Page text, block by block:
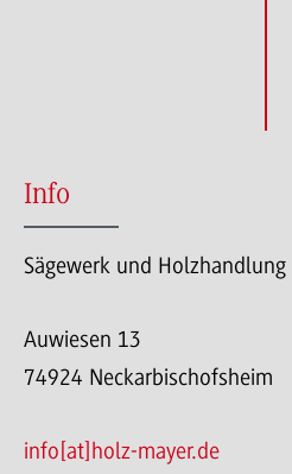
Info
Sägewerk und Holzhandlung
Auwiesen 13
74924 Neckarbischofsheim
info[at]holz-mayer.de